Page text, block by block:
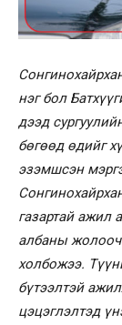
нэг бол
дээд
бөгөөд өдийг
эзэмшсэн
газартай ажил
албаны
холбожээ.
бүтээлтэй
цэцэглэлтэд